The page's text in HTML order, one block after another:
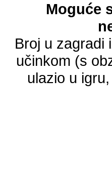
Moguće
Broj u zagradi
učinkom (s
ulazio u